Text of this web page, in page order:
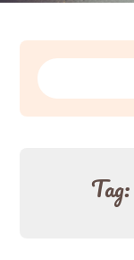
Zoeken
Tag: